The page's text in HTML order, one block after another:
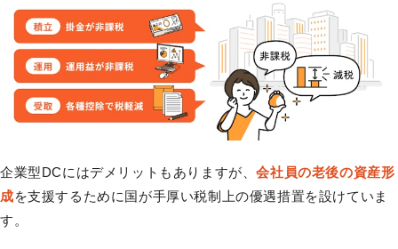
企業型DCにはデメリットもありますが、会社員の老後の資産形
成を支援するために国が手厚い税制上の優遇措置を設けていま
す。